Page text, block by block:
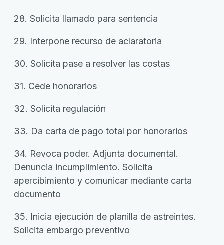
28. Solicita llamado para sentencia
29. Interpone recurso de aclaratoria
30. Solicita pase a resolver las costas
31. Cede honorarios
32. Solicita regulación
33. Da carta de pago total por honorarios
34. Revoca poder. Adjunta documental.
Denuncia incumplimiento. Solicita
apercibimiento y comunicar mediante carta
documento
35. Inicia ejecución de planilla de astreintes.
Solicita embargo preventivo